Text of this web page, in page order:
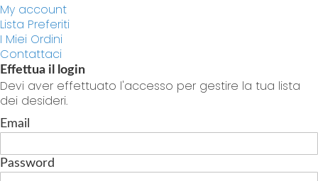
My account
Lista Preferiti
I Miei Ordini
Contattaci
Effettua il login
Devi aver effettuato l'accesso per gestire la tua lista
dei desideri.
Email
Password